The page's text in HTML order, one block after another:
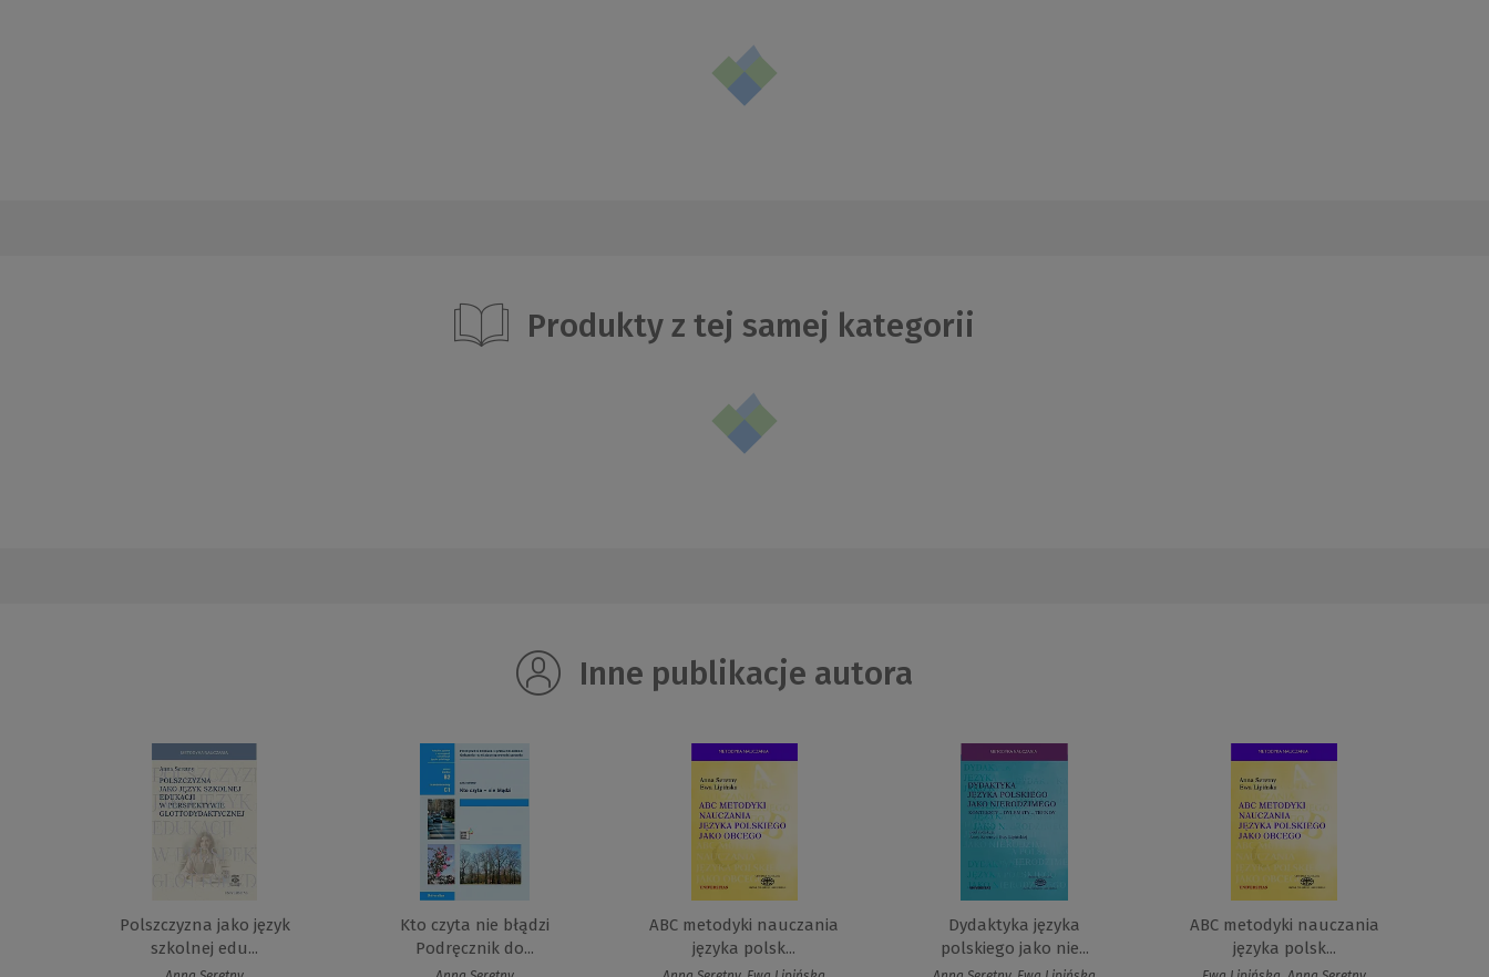
Produkty z tej samej kategorii
Inne publikacje autora
Polszczyzna jako język
szkolnej edu...
Kto czyta nie błądzi
Podręcznik do...
ABC metodyki nauczania
języka polsk...
Dydaktyka języka
polskiego jako nie...
ABC metodyki nauczania
języka polsk...